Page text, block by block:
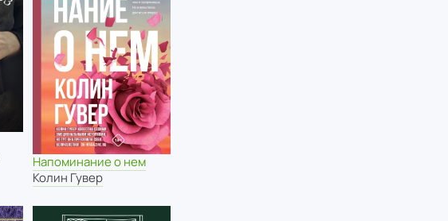
Напоминание о нем
Колин Гувер